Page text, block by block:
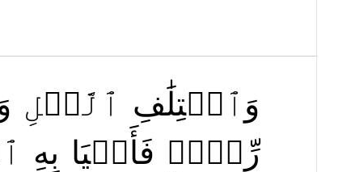
وَٱخۡتِلَٰفِ ٱلَّيۡلِ
رِّزۡقٖ فَأَحۡيَا بِهِ